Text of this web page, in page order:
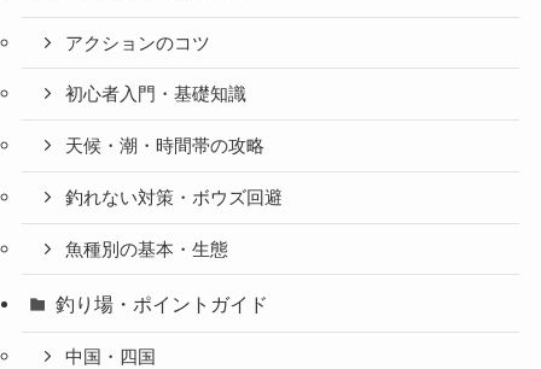
アクションのコツ
初心者入門・基礎知識
天候・潮・時間帯の攻略
釣れない対策・ボウズ回避
魚種別の基本・生態
釣り場・ポイントガイド
中国・四国